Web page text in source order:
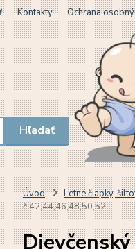
Kontakty Ochrana
Hľadať
Úvod Letné čiapky,
č.42,44,46,48,50,52